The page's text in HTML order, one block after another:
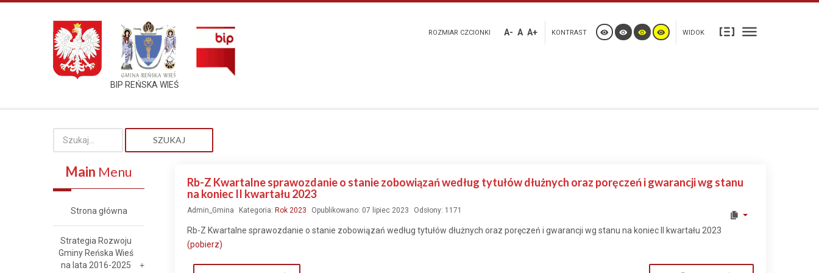
BIP REŃSKA WIEŚ
ROZMIAR CZCIONKI A- A A+ KONTRAST WIDOK
SZUKAJ
Rb-Z Kwartalne sprawozdanie o stanie zobowiązań według tytułów dłużnych oraz poręczeń i gwarancji wg stanu
na koniec II kwartału 2023
Admin_Gmina Kategoria: Rok 2023 Opublikowano: 07 lipiec 2023 Odsłony: 1171
Rb-Z Kwartalne sprawozdanie o stanie zobowiązań według tytułów dłużnych oraz poręczeń i gwarancji wg stanu na koniec II kwartału 2023
(pobierz)
Main Menu
Strona główna
Strategia Rozwoju
Gminy Reńska Wieś
na lata 2016-2025